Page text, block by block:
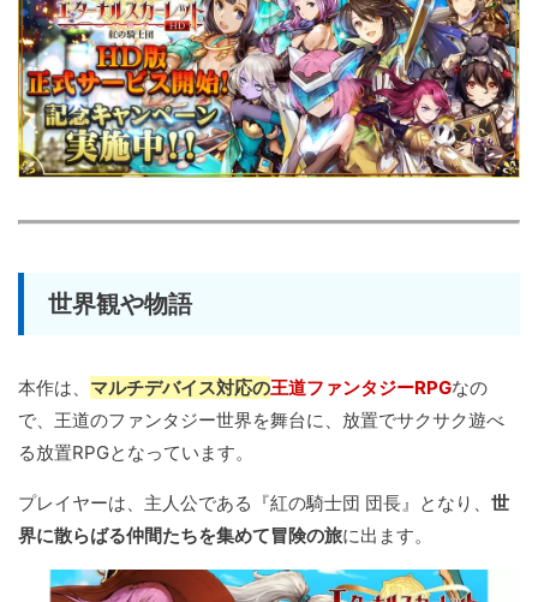
世界観や物語
本作は、 マルチデバイス対応の王道ファンタジーRPGなの
で、王道のファンタジー世界を舞台に、放置でサクサク遊べ
る放置RPGとなっています。
プレイヤーは、主人公である『紅の騎士団 団長』となり、 世
界に散らばる仲間たちを集めて冒険の旅に出ます。